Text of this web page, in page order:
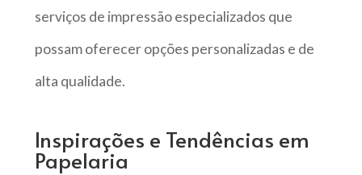
serviços de impressão especializados que
possam oferecer opções personalizadas e de
alta qualidade.
Inspirações e Tendências em
Papelaria